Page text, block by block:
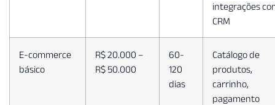
integrações
CRM
E-commerce
básico
R$ 20.000 –
R$ 50.000
60-
120
dias
Catálogo de
produtos,
carrinho,
pagamento